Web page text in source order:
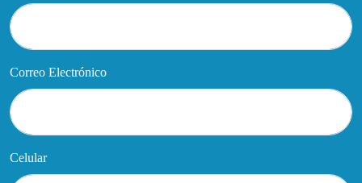
Correo Electrónico
Celular